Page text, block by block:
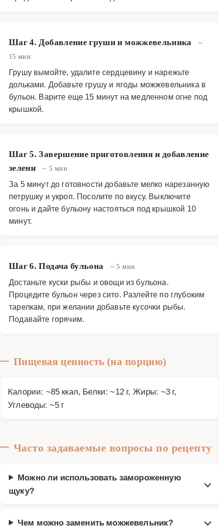
Шаг 4. Добавление груши и можжевельника
~
15 мин
Грушу вымойте, удалите сердцевину и нарежьте
дольками. Добавьте грушу и ягоды можжевельника в
бульон. Варите еще 15 минут на медленном огне под
крышкой.
Шаг 5. Завершение приготовления и добавление
зелени
~ 5 мин
За 5 минут до готовности добавьте мелко нарезанную
петрушку и укроп. Посолите по вкусу. Выключите
огонь и дайте бульону настояться под крышкой 10
минут.
Шаг 6. Подача бульона ~ 5 мин
Достаньте куски рыбы и овощи из бульона.
Процедите бульон через сито. Разлейте по глубоким
тарелкам, при желании добавьте кусочки рыбы.
Подавайте горячим.
Пищевая ценность (на порцию)
Калории: ~85 ккал, Белки: ~12 г, Жиры: ~3 г,
Углеводы: ~5 г
Часто задаваемые вопросы по рецепту
Можно ли использовать замороженную
щуку?
Чем можно заменить можжевельник?